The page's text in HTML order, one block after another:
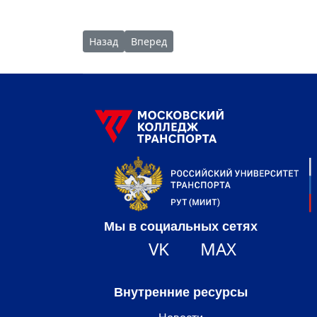
Предыдущий: Гуманитарный груз от
Назад Следующий: Новогодние подарки от
Вперед
Мы в социальных сетях
VK MAX
Внутренние ресурсы